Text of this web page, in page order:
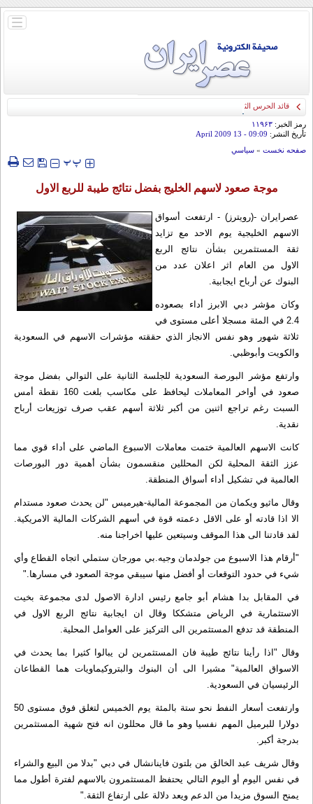
باز
قائد الحرس الثوري: إيران ستدمر أمريكا وإسرائيل والسعودية إذا تجاوزت خطوط طهران
الحمراء
رمز الخبر: ۱۱۹۶۳
تأريخ النشر: 09:09
- 13 April 2009
صفحه نخست » سياسي
‍‍‍ پپ
موجة صعود لاسهم الخليج بفضل نتائج طيبة للربع الاول
عصرایران -(رويترز) - ارتفعت أسواق
الاسهم الخليجية يوم الاحد مع تزايد
ثقة المستثمرين بشأن نتائج الربع
الاول من العام اثر اعلان عدد من
البنوك عن أرباح ايجابية.
وكان مؤشر دبي الابرز أداء بصعوده
2.4 في المئة مسجلا أعلى مستوى في
ثلاثة شهور وهو نفس الانجاز الذي حققته مؤشرات الاسهم في السعودية
والكويت وأبوظبي.
وارتفع مؤشر البورصة السعودية للجلسة الثانية على التوالي بفضل موجة
صعود في أواخر المعاملات ليحافظ على مكاسب بلغت 160 نقطة أمس
السبت رغم تراجع اثنين من أكبر ثلاثة أسهم عقب صرف توزيعات أرباح
نقدية.
كانت الاسهم العالمية ختمت معاملات الاسبوع الماضي على أداء قوي مما
عزز الثقة المحلية لكن المحللين منقسمون بشأن أهمية دور البورصات
العالمية في تشكيل أداء أسواق المنطقة.
وقال ماثيو ويكمان من المجموعة المالية-هيرميس "لن يحدث صعود مستدام
الا اذا قادته أو على الاقل دعمته قوة في أسهم الشركات المالية الامريكية.
لقد قادتنا الى هذا الموقف وسيتعين عليها اخراجنا منه.
"أرقام هذا الاسبوع من جولدمان وجيه.بي مورجان ستملي اتجاه القطاع وأي
شيء في حدود التوقعات أو أفضل منها سيبقي موجة الصعود في مسارها."
في المقابل بدا هشام أبو جامع رئيس ادارة الاصول لدى مجموعة بخيت
الاستثمارية في الرياض متشككا وقال ان ايجابية نتائج الربع الاول في
المنطقة قد تدفع المستثمرين الى التركيز على العوامل المحلية.
وقال "اذا رأينا نتائج طيبة فان المستثمرين لن يبالوا كثيرا بما يحدث في
الاسواق العالمية" مشيرا الى أن البنوك والبتروكيماويات هما القطاعان
الرئيسيان في السعودية.
وارتفعت أسعار النفط نحو ستة بالمئة يوم الخميس لتغلق فوق مستوى 50
دولارا للبرميل المهم نفسيا وهو ما قال محللون انه فتح شهية المستثمرين
بدرجة أكبر.
وقال شريف عبد الخالق من بلتون فاينانشال في دبي "بدلا من البيع والشراء
في نفس اليوم أو اليوم التالي يحتفظ المستثمرون بالاسهم لفترة أطول مما
يمنح السوق مزيدا من الدعم ويعد دلالة على ارتفاع الثقة."